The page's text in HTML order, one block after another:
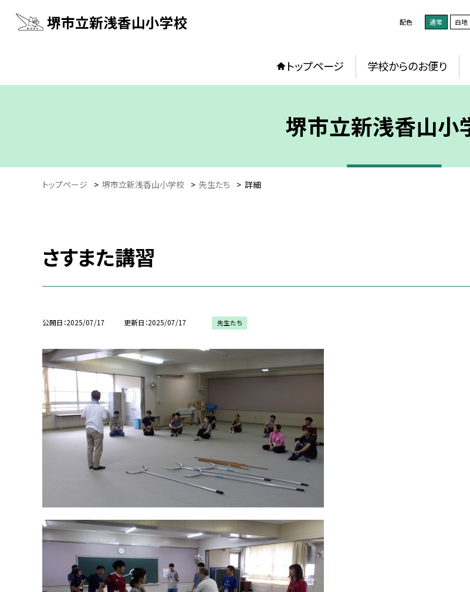
堺市立新浅香山小学校 配色 通常 白地
トップページ 学校からのお便り
堺市立新浅香山小
トップページ > 堺市立新浅香山小学校 > 先生たち > 詳細
さすまた講習
公開日 2025/07/17 更新日 2025/07/17 先生たち